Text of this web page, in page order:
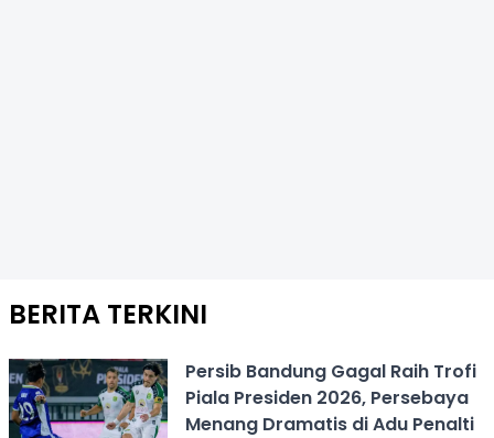
BERITA TERKINI
Persib Bandung Gagal Raih Trofi
Piala Presiden 2026, Persebaya
Menang Dramatis di Adu Penalti